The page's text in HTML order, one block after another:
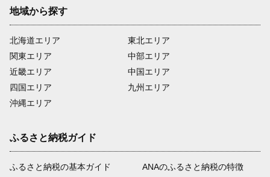
地域から探す
北海道エリア
関東エリア
近畿エリア
四国エリア
沖縄エリア
東北エリア
中部エリア
中国エリア
九州エリア
ふるさと納税ガイド
ふるさと納税の基本ガイド
ANAのふるさと納税の特徴